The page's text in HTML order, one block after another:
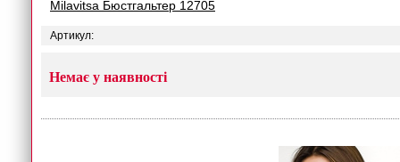
Milavitsa Бюстгальтер 12705
Артикул:
Немає у наявності